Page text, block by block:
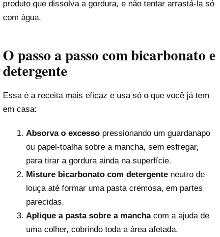
produto que dissolva a gordura, e não tentar arrastá-la só
com água.
O passo a passo com bicarbonato e
detergente
Essa é a receita mais eficaz e usa só o que você já tem
em casa:
Absorva o excessopressionando um guardanapo
ou papel-toalha sobre a mancha, sem esfregar,
para tirar a gordura ainda na superfície.
Misture bicarbonato com detergenteneutro de
louça até formar uma pasta cremosa, em partes
parecidas.
Aplique a pasta sobre a manchacom a ajuda de
uma colher, cobrindo toda a área afetada.